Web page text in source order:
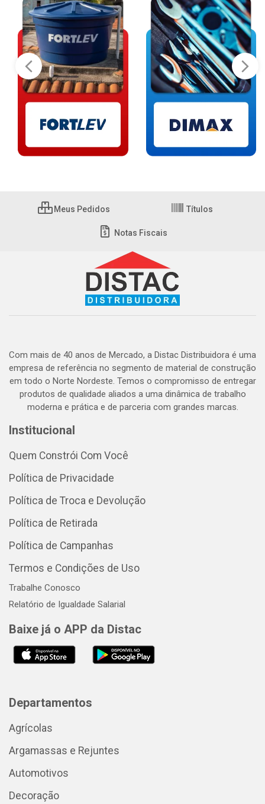
Meus Pedidos Títulos
Notas Fiscais
Com mais de 40 anos de Mercado, a Distac Distribuidora é uma
empresa de referência no segmento de material de construção
em todo o Norte Nordeste. Temos o compromisso de entregar
produtos de qualidade aliados a uma dinâmica de trabalho
moderna e prática e de parceria com grandes marcas.
Institucional
Quem Constrói Com Você
Política de Privacidade
Política de Troca e Devolução
Política de Retirada
Política de Campanhas
Termos e Condições de Uso
Trabalhe Conosco
Relatório de Igualdade Salarial
Baixe já o APP da Distac
Departamentos
Agrícolas
Argamassas e Rejuntes
Automotivos
Decoração